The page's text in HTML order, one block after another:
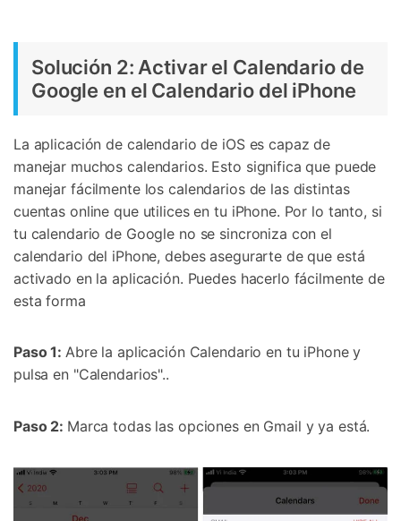
Solución 2: Activar el Calendario de
Google en el Calendario del iPhone
La aplicación de calendario de iOS es capaz de
manejar muchos calendarios. Esto significa que puede
manejar fácilmente los calendarios de las distintas
cuentas online que utilices en tu iPhone. Por lo tanto, si
tu calendario de Google no se sincroniza con el
calendario del iPhone, debes asegurarte de que está
activado en la aplicación. Puedes hacerlo fácilmente de
esta forma
Paso 1: Abre la aplicación Calendario en tu iPhone y
pulsa en "Calendarios"..
Paso 2: Marca todas las opciones en Gmail y ya está.